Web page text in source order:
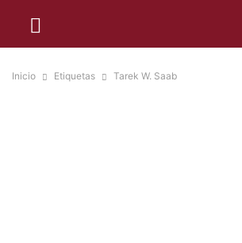
Inicio Etiquetas Tarek W. Saab